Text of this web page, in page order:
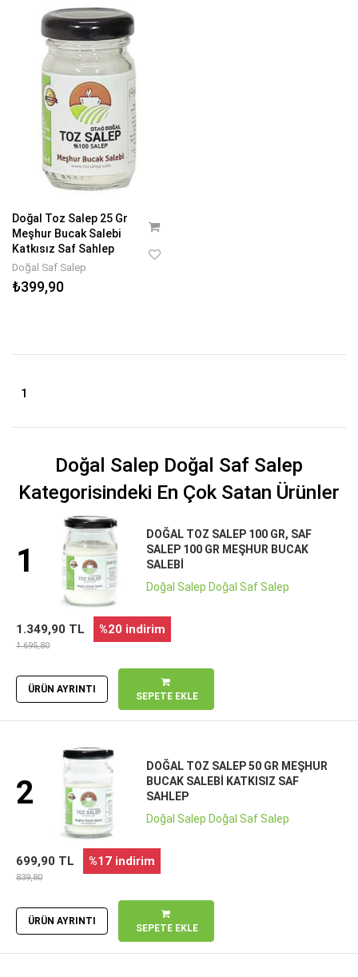
Doğal Toz Salep 25 Gr
Meşhur Bucak Salebi
Katkısız Saf Sahlep
Doğal Saf Salep
₺399,90
1
Doğal Salep Doğal Saf Salep
Kategorisindeki En Çok Satan Ürünler
1
DOĞAL TOZ SALEP 100 GR, SAF
SALEP 100 GR MEŞHUR BUCAK
SALEBI
Doğal Salep Doğal Saf Salep
1.349,90 TL %20 indirim
1.695,80
ÜRÜN AYRINTI
SEPETE EKLE
2
DOĞAL TOZ SALEP 50 GR MEŞHUR
BUCAK SALEBI KATKISIZ SAF
SAHLEP
Doğal Salep Doğal Saf Salep
699,90 TL %17 indirim
839,80
ÜRÜN AYRINTI
SEPETE EKLE